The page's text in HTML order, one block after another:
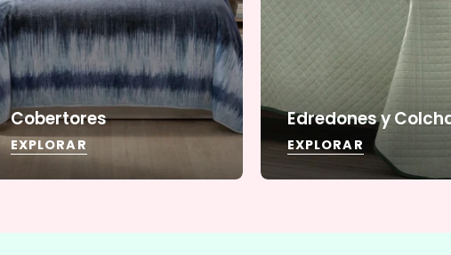
Cobertores
EXPLORAR
Edredones y
EXPLORAR